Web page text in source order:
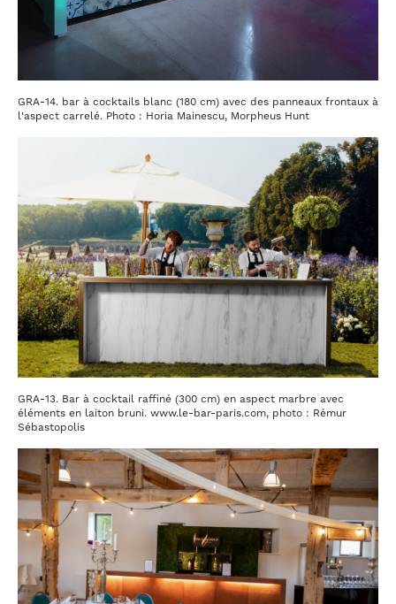
GRA-14. bar à cocktails blanc (180 cm) avec des panneaux frontaux à
l'aspect carrelé. Photo : Horia Mainescu, Morpheus Hunt
GRA-13. Bar à cocktail raffiné (300 cm) en aspect marbre avec
éléments en laiton bruni. www.le-bar-paris.com, photo : Rémur
Sébastopolis